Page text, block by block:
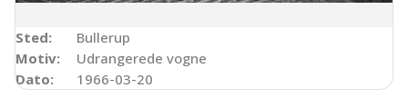
Sted:
Bullerup
Motiv:
Udrangerede vogne
Dato:
1966-03-20